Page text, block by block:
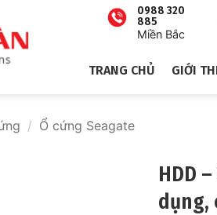
0988 320
885
Miền Bắc
TRANG CHỦ GIỚI
/ Ổ cứng Seagate
HDD
dụng,